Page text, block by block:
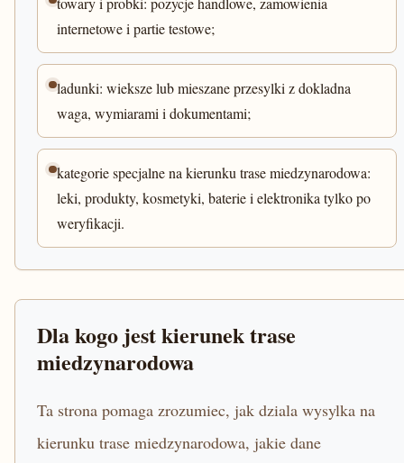
internetowe i partie testowe;
ladunki: wieksze lub mieszane przesylki z dokladna
waga, wymiarami i dokumentami;
kategorie specjalne na kierunku trase miedzynarodowa:
leki, produkty, kosmetyki, baterie i elektronika tylko po
weryfikacji.
Dla kogo jest kierunek trase
miedzynarodowa
Ta strona pomaga zrozumiec, jak dziala wysylka na
kierunku trase miedzynarodowa, jakie dane